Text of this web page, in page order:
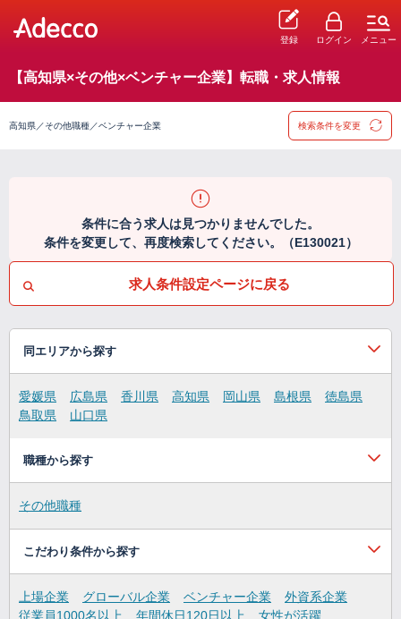
登録 ログイン メニュー
【高知県×その他×ベンチャー企業】転職・求人情報
高知県／その他職種／ベンチャー企業 検索条件を変更
条件に合う求人は見つかりませんでした。
条件を変更して、再度検索してください。（E130021）
求人条件設定ページに戻る
同エリアから探す
愛媛県 広島県 香川県 高知県 岡山県 島根県
徳島県
鳥取県
山口県
職種から探す
その他職種
こだわり条件から探す
上場企業 グローバル企業 ベンチャー企業
外資系企業
従業員1000名以上
年間休日120日以上
女性が活躍